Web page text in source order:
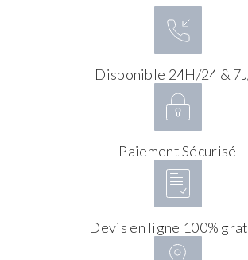
Disponible 24H/24 &
Paiement Sécurisé
Devis en ligne 100%